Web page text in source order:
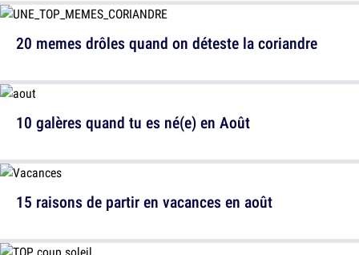
20 memes drôles quand on déteste la coriandre
15 raisons de partir en vacances en août
10 galères quand tu es né(e) en Août